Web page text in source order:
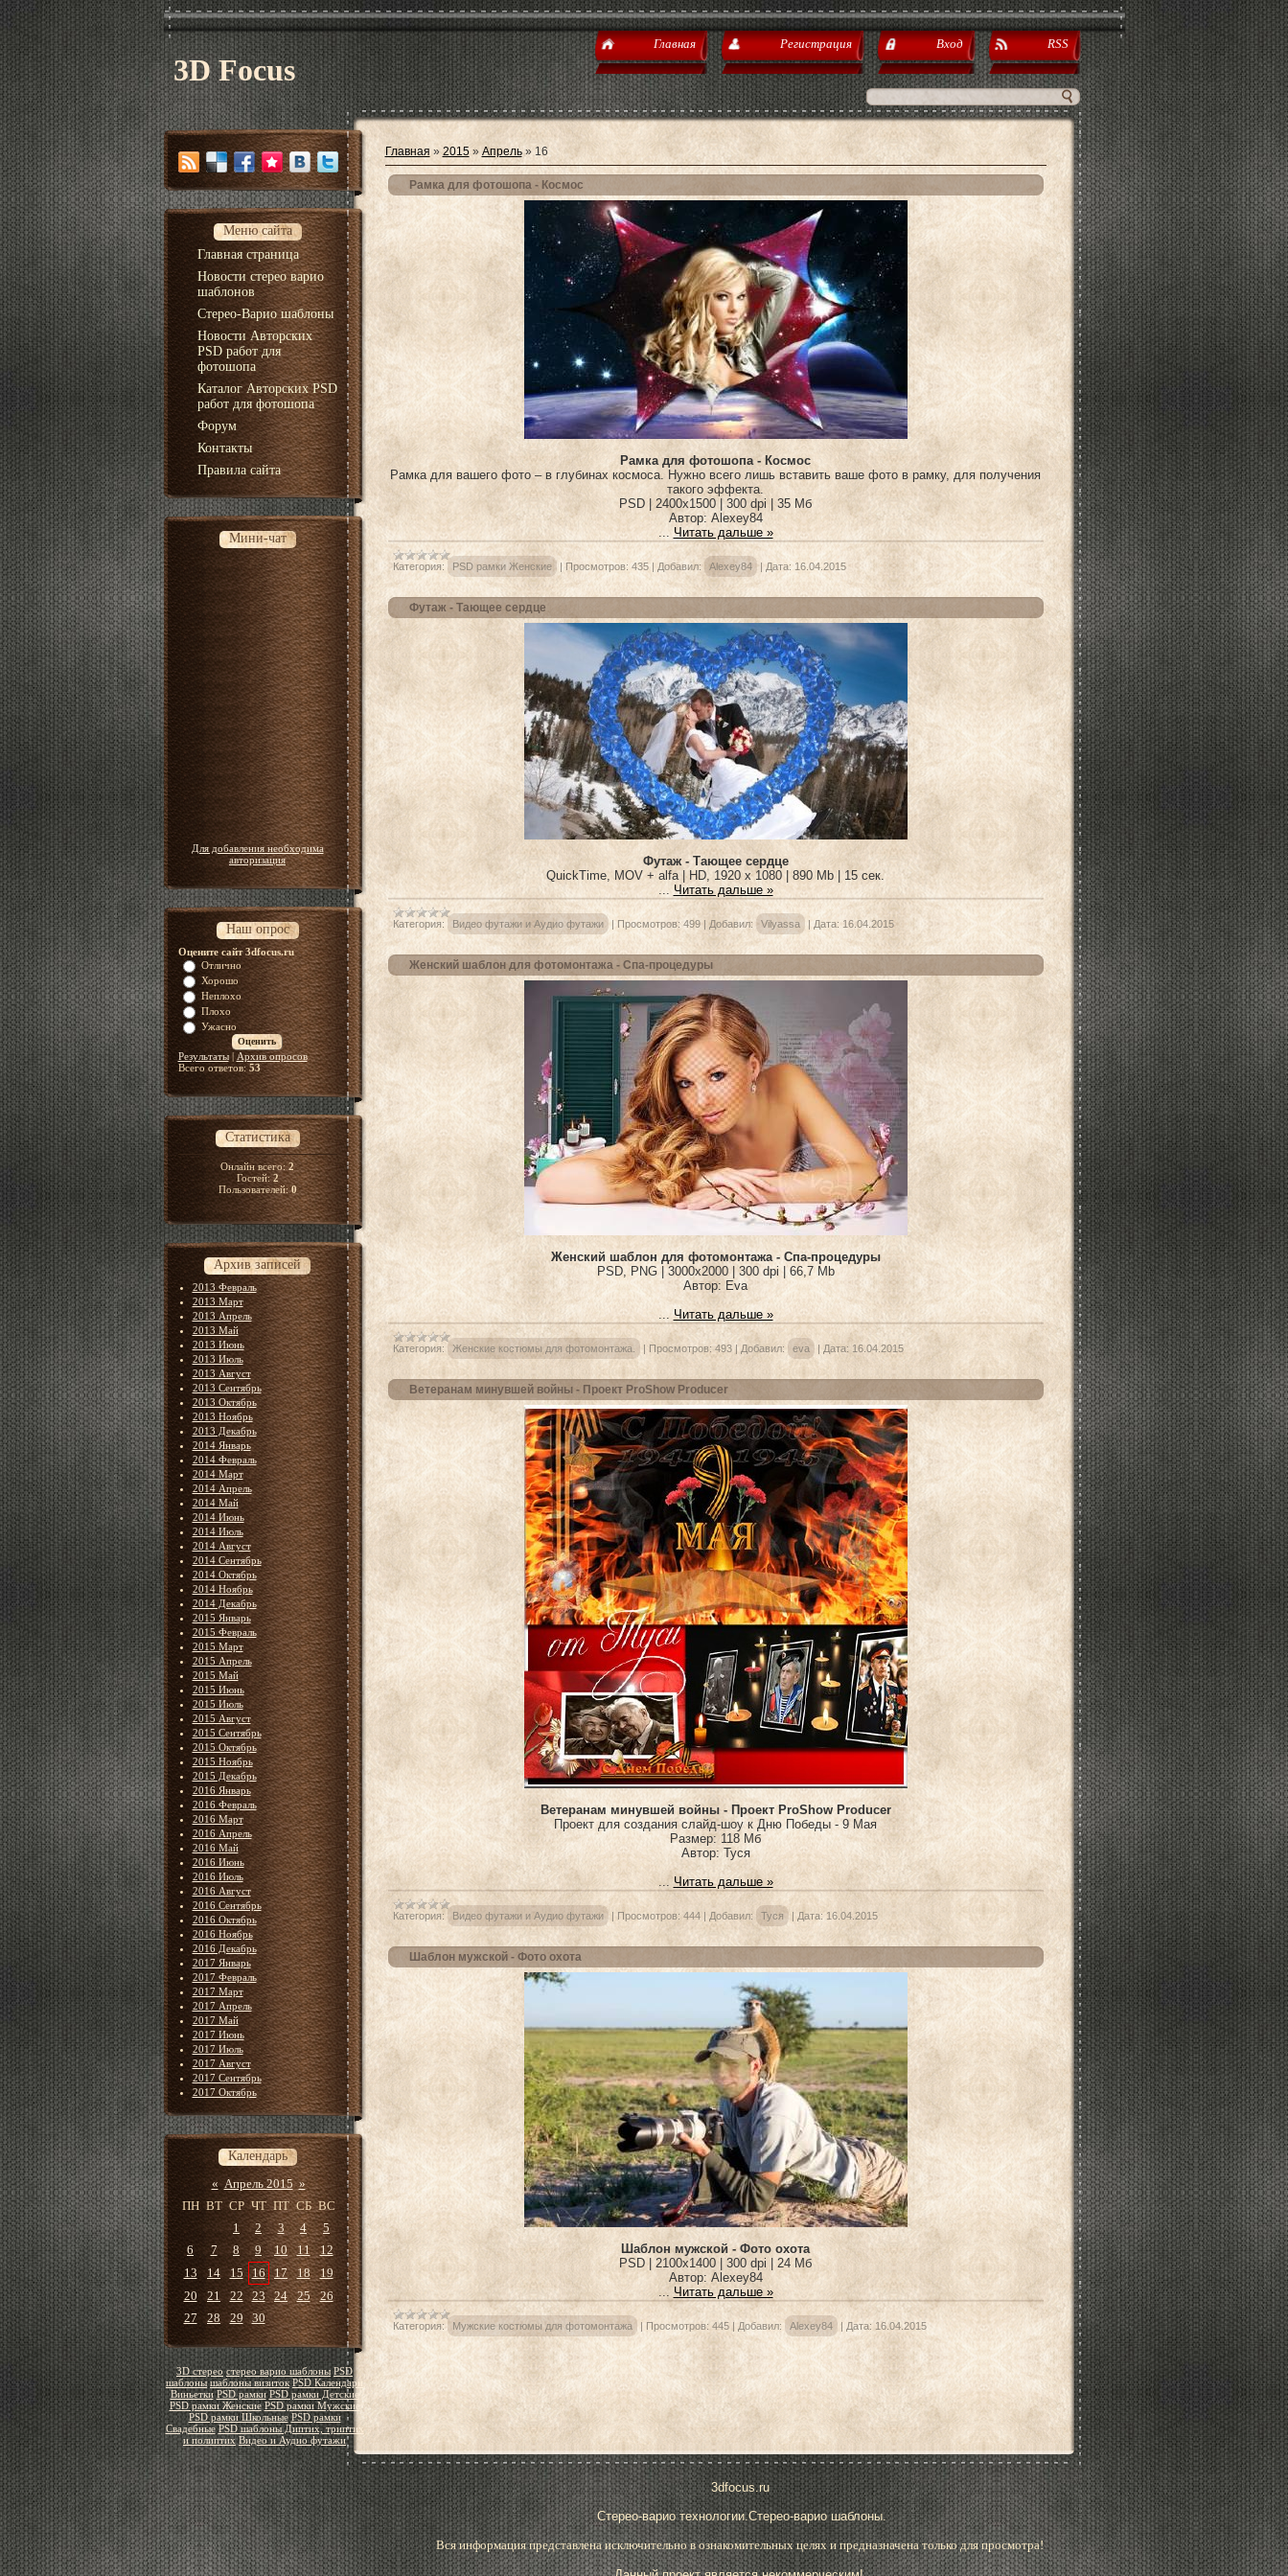
3D Focus
Главная Регистрация Вход RSS
Меню сайта
Главная страница
Новости стерео варио
шаблонов
Стерео-Варио шаблоны
Новости Авторских
PSD работ для
фотошопа
Каталог Авторских PSD
работ для фотошопа
Форум
Контакты
Правила сайта
Мини-чат
Для добавления необходима
авторизация
Наш опрос
Оцените сайт 3dfocus.ru
Отлично
Хорошо
Неплохо
Плохо
Ужасно
Результаты| Архив опросов
Всего ответов:53
Статистика
Онлайн всего:2
Гостей:2
Пользователей:0
Архив записей
2013 Февраль
2013 Март
2013 Апрель
2013 Май
2013 Июнь
2013 Июль
2013 Август
2013 Сентябрь
2013 Октябрь
2013 Ноябрь
2013 Декабрь
2014 Январь
2014 Февраль
2014 Март
2014 Апрель
2014 Май
2014 Июнь
2014 Июль
2014 Август
2014 Сентябрь
2014 Октябрь
2014 Ноябрь
2014 Декабрь
2015 Январь
2015 Февраль
2015 Март
2015 Апрель
2015 Май
2015 Июнь
2015 Июль
2015 Август
2015 Сентябрь
2015 Октябрь
2015 Ноябрь
2015 Декабрь
2016 Январь
2016 Февраль
2016 Март
2016 Апрель
2016 Май
2016 Июнь
2016 Июль
2016 Август
2016 Сентябрь
2016 Октябрь
2016 Ноябрь
2016 Декабрь
2017 Январь
2017 Февраль
2017 Март
2017 Апрель
2017 Май
2017 Июнь
2017 Июль
2017 Август
2017 Сентябрь
2017 Октябрь
Календарь
« Апрель 2015 »
ПН ВТ СР ЧТ ПТ СБ ВС
1
2 3 4
5
6
7 8 9 10 11
12
13
14 15 16 17 18
19
20
21 22 23 24 25
26
27
28 29 30
3D стерео стерео варио шаблоны PSD
шаблоны шаблоны визиток PSD Календари
Виньетки PSD рамки PSD рамки Детские
PSD рамки Женские PSD рамки Мужские
PSD рамки Школьные PSD рамки
Свадебные PSD шаблоны Диптих, триптих
и полиптих Видео и Аудио футажи
Главная » 2015 » Апрель » 16
Рамка для фотошопа - Космос
Рамка для фотошопа - Космос
Рамка для вашего фото – в глубинах космоса. Нужно всего лишь вставить ваше фото в рамку, для получения
такого эффекта.
PSD | 2400x1500 | 300 dpi | 35 Мб
Автор: Alexey84
... Читать дальше »
Категория: PSD рамки Женские | Просмотров: 435 | Добавил: Alexey84 | Дата: 16.04.2015
Футаж - Тающее сердце
Футаж - Тающее сердце
QuickTime, MOV + alfa | HD, 1920 x 1080 | 890 Mb | 15 сек.
... Читать дальше »
Категория: Видео футажи и Аудио футажи | Просмотров: 499 | Добавил: Vilyassa | Дата: 16.04.2015
Женский шаблон для фотомонтажа - Спа-процедуры
Женский шаблон для фотомонтажа - Спа-процедуры
PSD, PNG | 3000x2000 | 300 dpi | 66,7 Mb
Автор: Eva
... Читать дальше »
Категория: Женские костюмы для фотомонтажа. | Просмотров: 493 | Добавил: eva | Дата: 16.04.2015
Ветеранам минувшей войны - Проект ProShow Producer
Ветеранам минувшей войны - Проект ProShow Producer
Проект для создания слайд-шоу к Дню Победы - 9 Мая
Размер: 118 Мб
Автор: Туся
...Читать дальше »
Категория: Видео футажи и Аудио футажи | Просмотров: 444 | Добавил: Туся | Дата: 16.04.2015
Шаблон мужской - Фото охота
Шаблон мужской - Фото охота
PSD | 2100x1400 | 300 dpi | 24 Мб
Автор: Alexey84
... Читать дальше »
Категория: Мужские костюмы для фотомонтажа | Просмотров: 445 | Добавил: Alexey84 | Дата: 16.04.2015
3dfocus.ru
Стерео-варио технологии.Стерео-варио шаблоны.
Вся информация представлена исключительно в ознакомительных целях и предназначена только для просмотра!